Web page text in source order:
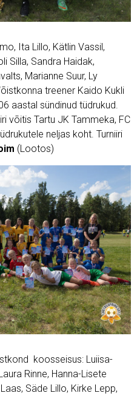
Ita Lillo, Kätlin Vassil,
Silla, Sandra Haidak,
Marianne Suur, Ly
treener Kaido Kukli
aastal sündinud tüdrukud.
võitis Tartu JK Tammeka, FC
neljas koht. Turniiri
(Lootos)
koosseisus: Luiisa-
Rinne, Hanna-Lisete
Säde Lillo, Kirke Lepp,